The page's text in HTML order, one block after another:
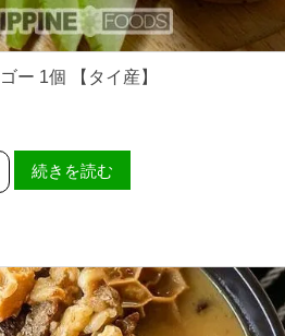
ー 1個 【タイ産】
続きを読む